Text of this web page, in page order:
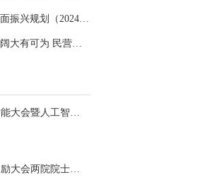
中共中央国务院印发《乡村全面振兴规划（2024—2027年）》
习近平：民营经济发展前景广阔大有可为 民营企业和民营企业家大显身手正当其时
习近平出席2026世界人工智能大会暨人工智能全球治理高级别会议开幕式并发表主旨讲话
习近平出席国家科学技术奖励大会两院院士大会中国科协第十一次全国代表大会并发表重要讲话